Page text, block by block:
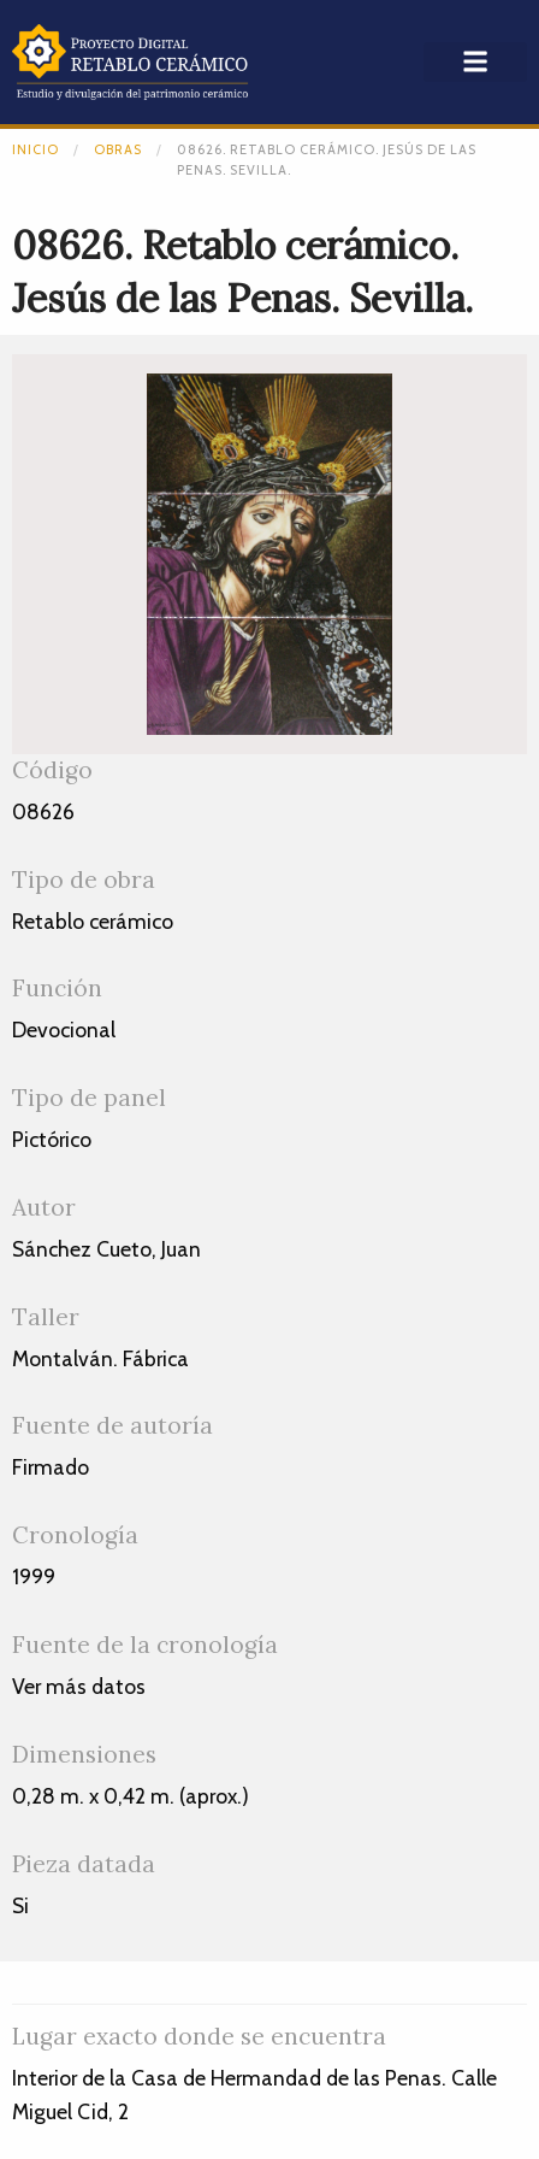
INICIO OBRAS
08626. RETABLO CERÁMICO. JESÚS DE LAS
PENAS. SEVILLA.
08626. Retablo cerámico.
Jesús de las Penas. Sevilla.
Código
08626
Tipo de obra
Retablo cerámico
Función
Devocional
Tipo de panel
Pictórico
Autor
Sánchez Cueto, Juan
Taller
Montalván. Fábrica
Fuente de autoría
Firmado
Cronología
1999
Fuente de la cronología
Ver más datos
Dimensiones
0,28 m. x 0,42 m. (aprox.)
Pieza datada
Si
Lugar exacto donde se encuentra
Interior de la Casa de Hermandad de las Penas. Calle
Miguel Cid, 2